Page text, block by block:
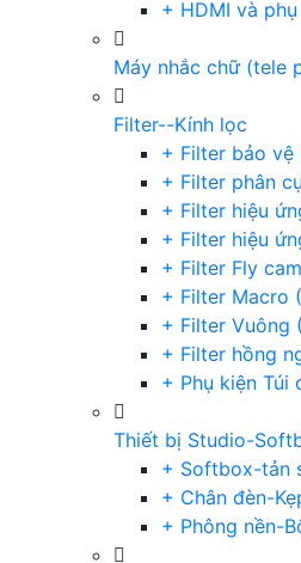
+ HDMI và
Máy nhắc chữ (tele
Filter--Kính lọc
+ Filter bảo
+ Filter phân
+ Filter hiệu
+ Filter hiệu
+ Filter Fly
+ Filter Macro
+ Filter Vuông
+ Filter hồng
+ Phụ kiện
Thiết bị Studio-
+ Softbox-tản
+ Chân đèn-
+ Phông nền-